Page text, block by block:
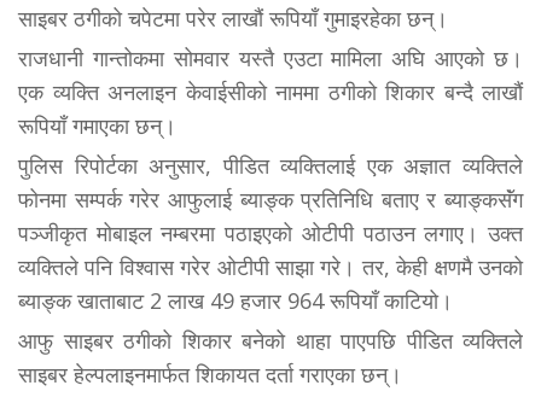
साइबर ठगीको चपेटमा परेर लाखौं रूपियॉं गुमाइरहेका छन्।
राजधानी गान्तोकमा सोमवार यस्तै एउटा मामिला अघि आएको छ।
एक व्यक्ति अनलाइन केवाईसीको नाममा ठगीको शिकार बन्दै लाखौं
रूपियॉं गमाएका छन्।
पुलिस रिपोर्टका अनुसार, पीडित व्यक्तिलाई एक अज्ञात व्यक्तिले
फोनमा सम्पर्क गरेर आफुलाई ब्याङ्क प्रतिनिधि बताए र ब्याङ्कसॅंग
पञ्जीकृत मोबाइल नम्बरमा पठाइएको ओटीपी पठाउन लगाए। उक्त
व्यक्तिले पनि विश्वास गरेर ओटीपी साझा गरे। तर, केही क्षणमै उनको
ब्याङ्क खाताबाट 2 लाख 49 हजार 964 रूपियॉं काटियो।
आफु साइबर ठगीको शिकार बनेको थाहा पाएपछि पीडित व्यक्तिले
साइबर हेल्पलाइनमार्फत शिकायत दर्ता गराएका छन्।